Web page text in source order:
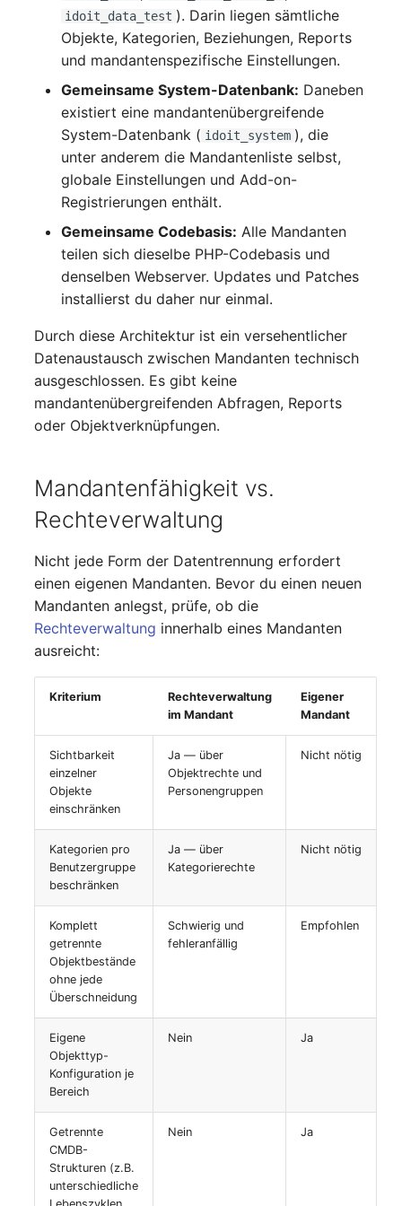
Release Notes 1.10
Release Notes 1.9
Release Notes 1.8
Release Notes 1.7
Changelogs 1.13.x
Changelogs 1.12.x
Changelogs 1.11.x
Changelogs 1.10.x
Changelogs 1.9.x
Changelogs 1.8.x
Changelogs 1.7.x
Changelogs 1.5.x
changelog-aeltere-
Datenbanktabelle
Datenbankzugriff
Datenbankzuweisung
Datensicherung
Datensicherung
DBMS Information
DHCP
Dienste
Drucker
Faser/Ader
Formfaktor
Freigabe
Gastsysteme
Gerät
Grafikkarte
Gruppenmitgliedschaft
Handbuchzuweisung
Hostadapter (HBA)
Kryptokarte
KVM-Switch
Land
Layer-2-Netz
Layer-3-Netz
Leerrohr
Leitungsnetz
Middleware
Mobiltelefon
Netzbereich
Notfallplan
Objektgruppe
Organisation
Patchfeld
Raum
SAN Zoning
Variable Reports
(veraltet)
VIVA2 (IT-
Grundschutz)
Workflow
idoit_data_test ). Darin liegen sämtliche
Objekte, Kategorien, Beziehungen, Reports
und mandantenspezifische Einstellungen.
Gemeinsame System-Datenbank: Daneben
existiert eine mandantenübergreifende
System-Datenbank ( idoit_system ), die
unter anderem die Mandantenliste selbst,
globale Einstellungen und Add-on-
Registrierungen enthält.
Gemeinsame Codebasis: Alle Mandanten
teilen sich dieselbe PHP-Codebasis und
denselben Webserver. Updates und Patches
installierst du daher nur einmal.
Durch diese Architektur ist ein versehentlicher
Datenaustausch zwischen Mandanten technisch
ausgeschlossen. Es gibt keine
mandantenübergreifenden Abfragen, Reports
oder Objektverknüpfungen.
Mandantenfähigkeit vs.
Rechteverwaltung
Nicht jede Form der Datentrennung erfordert
einen eigenen Mandanten. Bevor du einen neuen
Mandanten anlegst, prüfe, ob die
Rechteverwaltung innerhalb eines Mandanten
ausreicht:
Kriterium
Rechteverwaltung
im Mandant
Eigener
Mandant
Sichtbarkeit
einzelner
Objekte
einschränken
Ja — über
Objektrechte und
Personengruppen
Nicht nötig
Kategorien pro
Benutzergruppe
beschränken
Ja — über
Kategorierechte
Nicht nötig
Komplett
getrennte
Objektbestände
ohne jede
Überschneidung
Schwierig und
fehleranfällig
Empfohlen
Eigene
Objekttyp-
Konfiguration je
Bereich
Nein Ja
Getrennte
CMDB-
Strukturen (z.B.
unterschiedliche
Nein Ja